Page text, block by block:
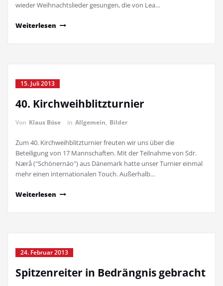
wieder Weihnachtslieder gesungen, die von Lea…
Weiterlesen
15. Juli 2013
40. Kirchweihblitzturnier
Von Klaus Böse in Allgemein, Bilder
Zum 40. Kirchweihblitzturnier freuten wir uns über die
Beteiligung von 17 Mannschaften. Mit der Teilnahme von Sdr.
Nærå ("Schönernäo") aus Dänemark hatte unser Turnier einmal
mehr einen internationalen Touch. Außerhalb…
Weiterlesen
24. Februar 2013
Spitzenreiter in Bedrängnis gebracht